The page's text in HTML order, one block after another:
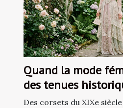
Quand la mode
des tenues
Des corsets du XIXe